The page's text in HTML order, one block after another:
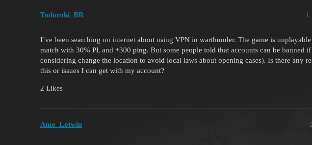
Todoroki_BR 1
I’ve been searching on internet about using VPN in warthunder. The game is
match with 30% PL and +300 ping. But some people told that accounts can be banned
considering change the location to avoid local laws about opening cases). Is there any
this or issues I can get with my account?
2 Likes
Ame_Lotwin